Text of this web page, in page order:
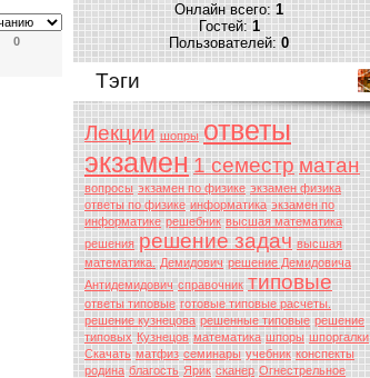
0
Онлайн всего:1
Гостей:1
Пользователей:0
Тэги
Лекции шопры ответы
экзамен1 семестрматан
вопросы экзамен по физике экзамен физика
ответы по физике информатика экзамен по
информатике решебник высшая математика
решения решение задач высшая
математика. Демидович решение Демидовича
Антидемидович справочник типовые
ответы типовые готовые типовые расчеты.
решение кузнецова решенные типовые решение
типовых Кузнецов математика шпоры шпоргалки
Скачать матфиз семинары учебник конспекты
родина благость Ярик сканер Огнестрельное